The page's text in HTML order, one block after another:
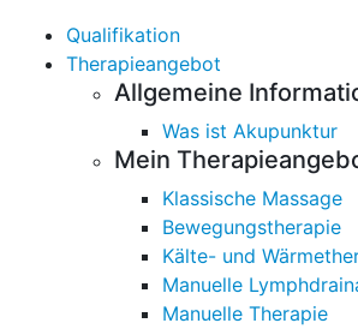
Qualifikation
Therapieangebot
Allgemeine
Was ist Akupunktur
Mein
Klassische Massage
Bewegungstherapie
Kälte- und
Manuelle
Manuelle Therapie